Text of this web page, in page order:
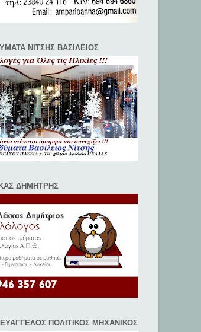
ΝΙΤΣΗΣ ΒΑΣΙΛΕΙΟΣ
ΔΗΜΗΤΡΗΣ
ΠΟΛΙΤΙΚΟΣ ΜΗΧΑΝΙΚΟΣ